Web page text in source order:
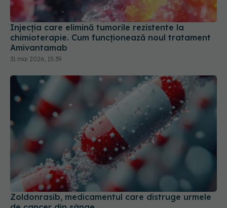
Injecția care elimină tumorile rezistente la
chimioterapie. Cum funcționează noul tratament
Amivantamab
31 mai 2026, 15:39
Zoldonrasib, medicamentul care distruge urmele
de cancer din sânge
10 iul 2026, 13:48